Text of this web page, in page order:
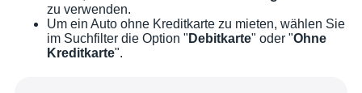
zu verwenden.
Um ein Auto ohne Kreditkarte zu mieten, wählen Sie
im Suchfilter die Option " Debitkarte" oder "Ohne
Kreditkarte".